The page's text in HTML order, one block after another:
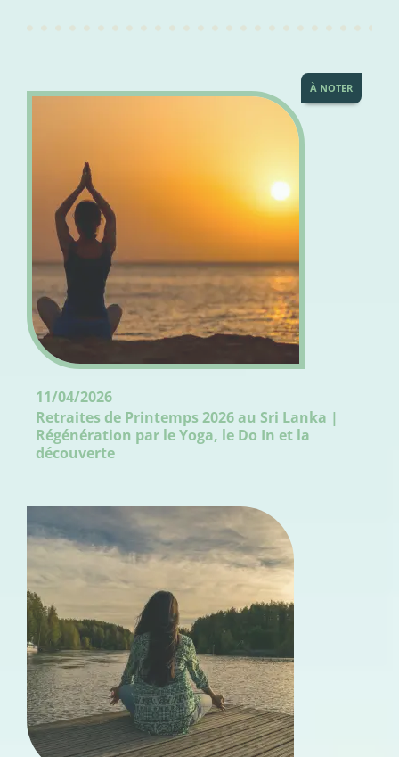
À NOTER
11/04/2026
Retraites de Printemps 2026 au Sri Lanka |
Régénération par le Yoga, le Do In et la
découverte